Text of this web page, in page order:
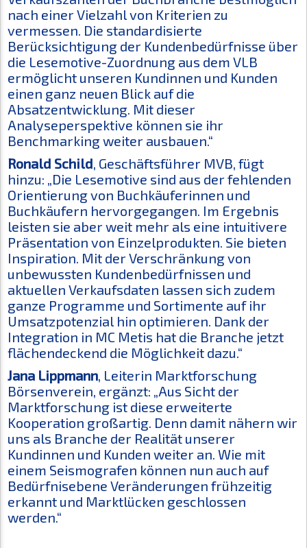
nach einer Vielzahl von Kriterien zu
vermessen. Die standardisierte
Berücksichtigung der Kundenbedürfnisse über
die Lesemotive-Zuordnung aus dem VLB
ermöglicht unseren Kundinnen und Kunden
einen ganz neuen Blick auf die
Absatzentwicklung. Mit dieser
Analyseperspektive können sie ihr
Benchmarking weiter ausbauen.“
Ronald Schild, Geschäftsführer MVB, fügt
hinzu: „Die Lesemotive sind aus der fehlenden
Orientierung von Buchkäuferinnen und
Buchkäufern hervorgegangen. Im Ergebnis
leisten sie aber weit mehr als eine intuitivere
Präsentation von Einzelprodukten. Sie bieten
Inspiration. Mit der Verschränkung von
unbewussten Kundenbedürfnissen und
aktuellen Verkaufsdaten lassen sich zudem
ganze Programme und Sortimente auf ihr
Umsatzpotenzial hin optimieren. Dank der
Integration in MC Metis hat die Branche jetzt
flächendeckend die Möglichkeit dazu.“
Jana Lippmann, Leiterin Marktforschung
Börsenverein, ergänzt: „Aus Sicht der
Marktforschung ist diese erweiterte
Kooperation großartig. Denn damit nähern wir
uns als Branche der Realität unserer
Kundinnen und Kunden weiter an. Wie mit
einem Seismografen können nun auch auf
Bedürfnisebene Veränderungen frühzeitig
erkannt und Marktlücken geschlossen
werden.“